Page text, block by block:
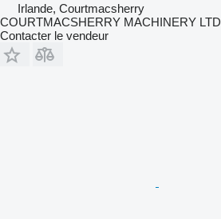
Irlande, Courtmacsherry
COURTMACSHERRY MACHINERY LTD
Contacter le vendeur